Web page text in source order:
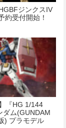
ジンクスIV
約受付開始！
『HG 1/144
ダム(GUNDAM
) プラモデル